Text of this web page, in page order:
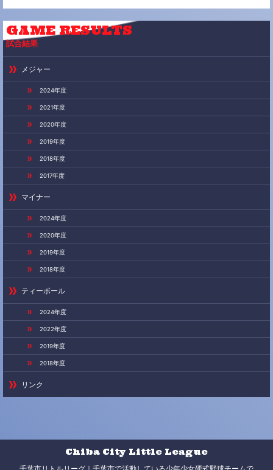
GAMERESULTS
試合結果
メジャー
2024年度
2021年度
2020年度
2019年度
2018年度
2017年度
マイナー
2024年度
2020年度
2019年度
2018年度
ティーボール
2024年度
2022年度
2019年度
2018年度
リンク
Chiba City Little League